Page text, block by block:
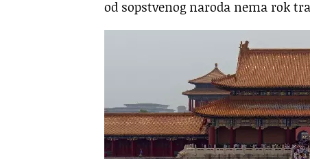
od sopstvenog naroda nema rok